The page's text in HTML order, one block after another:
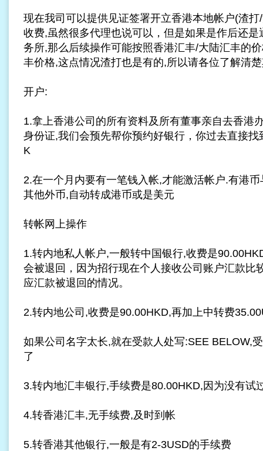
现在我司可以提供见证签署开立香港本地帐户(渣
收费,虽然很多代理也说可以，但是如果是作后还
务所,那么后续操作可能按照香港汇丰/大陆汇丰的
丰价格,这点情况渣打也是有的,所以请各位了解清
开户:
1.拿上香港公司的所有资料及所有董事亲自去香港
身份证,我们会预先帮你预约好银行，你过去直接
K
2.在一个月内要有一笔钱入帐,才能激活帐户.有港
其他外币,自动转成港币或是美元
转帐网上操作
1.转内地私人帐户,一般转中国银行,收费是
会被退回，因为招行现在个人接收公司账户汇款比
应汇款被退回的情况。
2.转内地公司,收费是90.00HKD,再加上中转费
如果公司名字太长,就在受款人处写:SEE BELOW,
了
3.转内地汇丰银行,手续费是80.00HKD,因为没有试
4.转香港汇丰,无手续费,及时到帐
5.转香港其他银行,一般是有2-3USD的手续费